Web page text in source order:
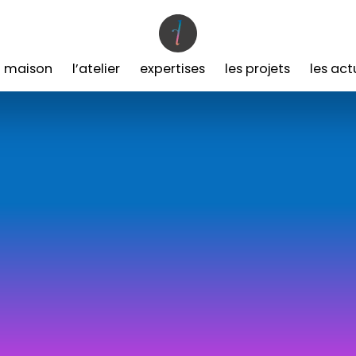
maison l’atelier expertises les projets les